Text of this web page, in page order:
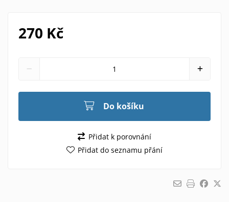
270 Kč
Do košíku
Přidat k porovnání
Přidat do seznamu přání